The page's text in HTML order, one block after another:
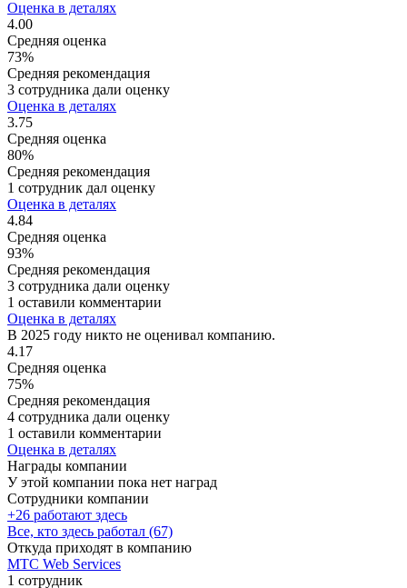
Оценка в деталях
4.00
Средняя оценка
73%
Средняя рекомендация
3 сотрудника дали оценку
Оценка в деталях
3.75
Средняя оценка
80%
Средняя рекомендация
1 сотрудник дал оценку
Оценка в деталях
4.84
Средняя оценка
93%
Средняя рекомендация
3 сотрудника дали оценку
1 оставили комментарии
Оценка в деталях
В 2025 году никто не оценивал компанию.
4.17
Средняя оценка
75%
Средняя рекомендация
4 сотрудника дали оценку
1 оставили комментарии
Оценка в деталях
Награды компании
У этой компании пока нет наград
Сотрудники компании
+26 работают здесь
Все, кто здесь работал (67)
Откуда приходят в компанию
МТС Web Services
1 сотрудник